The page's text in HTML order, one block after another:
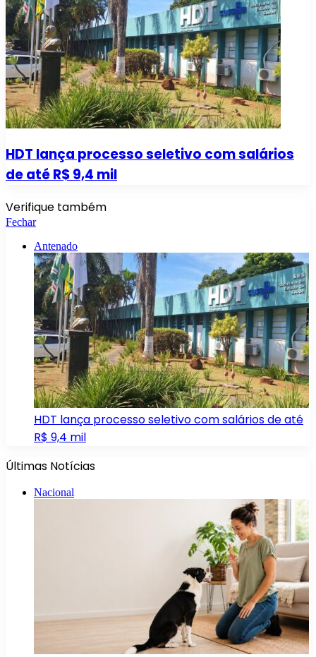
HDT lança processo seletivo com salários
de até R$ 9,4 mil
Verifique também
Fechar
Antenado
HDT lança processo seletivo com salários de até
R$ 9,4 mil
Últimas Notícias
Nacional